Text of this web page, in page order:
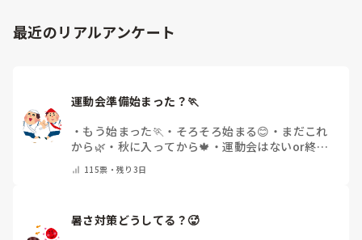
「毎日夕方に5分だけ進捗確認の時間を取る」などルール化し
てしまうと、後輩も質問しやすくなりますよ。一人で抱え込ま
最近のリアルアンケート
運動会準備始まった？🏃
・ もう始まった🏃 ・ そろそろ始まる😊 ・ まだこれ
から🌿 ・ 秋に入ってから🍁 ・運動会はないor終わ
115票・残り3日
暑さ対策どうしてる？🥵